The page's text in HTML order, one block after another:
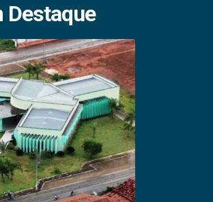
Destaque